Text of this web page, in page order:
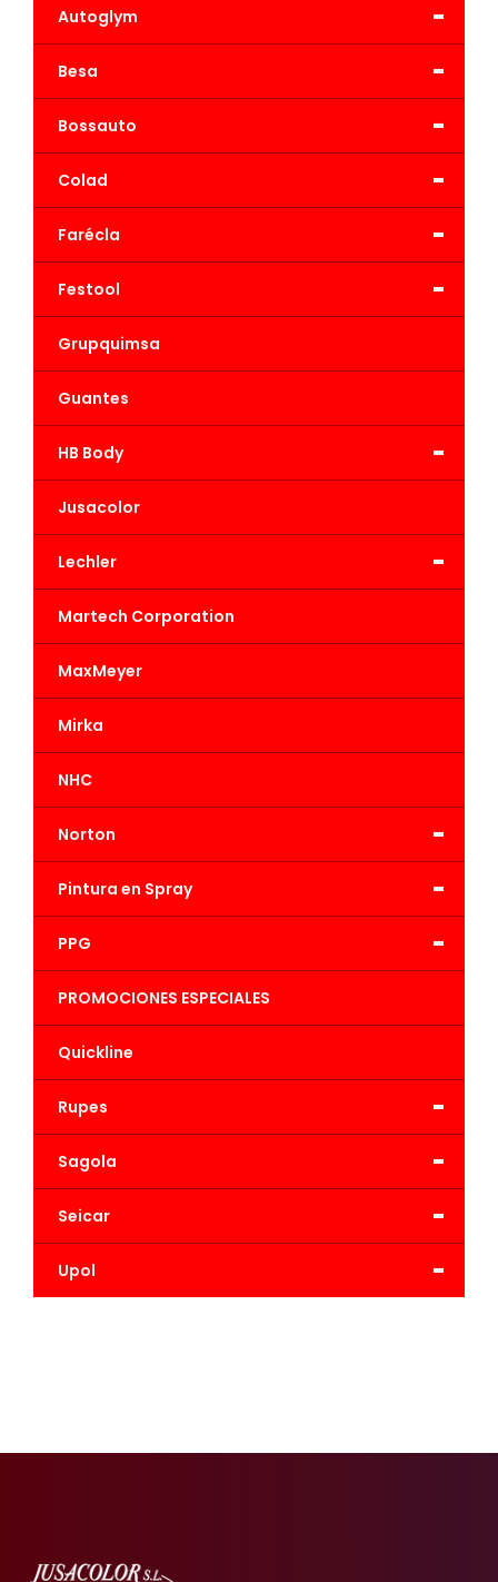
-
Autoglym
-
Besa
-
Bossauto
-
Colad
-
Farécla
-
Festool
Grupquimsa
Guantes
-
HB Body
Jusacolor
-
Lechler
Martech Corporation
MaxMeyer
Mirka
NHC
-
Norton
-
Pintura en Spray
-
PPG
PROMOCIONES ESPECIALES
Quickline
-
Rupes
-
Sagola
-
Seicar
-
Upol